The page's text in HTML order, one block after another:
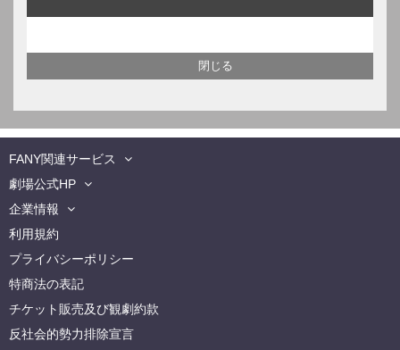
FANY関連サービス
劇場公式HP
企業情報
利用規約
プライバシーポリシー
特商法の表記
チケット販売及び観劇約款
反社会的勢力排除宣言